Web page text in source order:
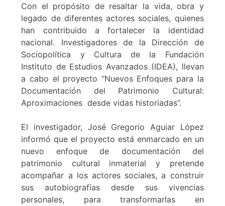
Con el propósito de resaltar la vida, obra y
legado de diferentes actores sociales, quienes
han contribuido a fortalecer la identidad
nacional. Investigadores de la Dirección de
Sociopolítica y Cultura de la Fundación
Instituto de Estudios Avanzados (IDEA), llevan
a cabo el proyecto “Nuevos Enfoques para la
Documentación del Patrimonio Cultural:
Aproximaciones desde vidas historiadas”.
El investigador, José Gregorio Aguiar López
informó que el proyecto está enmarcado en un
nuevo enfoque de documentación del
patrimonio cultural inmaterial y pretende
acompañar a los actores sociales, a construir
sus autobiografías desde sus vivencias
personales, para transformarlas en